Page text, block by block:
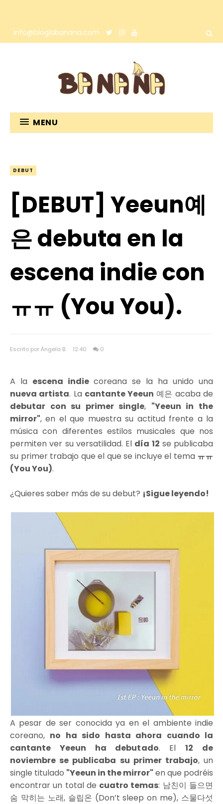
info@bloglabanana.com
MENU
DEBUT
[DEBUT] Yeeun예
은 debuta en la
escena indie con
ㅠㅠ (You You).
Escrito por Ángela B. 12:40 0
A la escena indie coreana se la ha unido una
nueva artista. La cantante Yeeun 예은 acaba de
debutar con su primer single, "Yeeun in the
mirror", en el que muestra su actitud frente a la
música con diferentes estilos musicales que nos
permiten ver su versatilidad. El día 12 se publicaba
su primer trabajo que el que se incluye el tema ㅠㅠ
(You You).
¿Quieres saber más de su debut? ¡Sigue leyendo!
A pesar de ser conocida ya en el ambiente indie
coreano, no ha sido hasta ahora cuando la
cantante Yeeun ha debutado. El12 de
noviembre se publicaba su primer trabajo, un
single titulado "Yeeun in the mirror" en que podréis
encontrar un total de cuatro temas: 남친이 들으면
숨 막히는 노래, 슬립온 (Don’t sleep on me), 스물다섯